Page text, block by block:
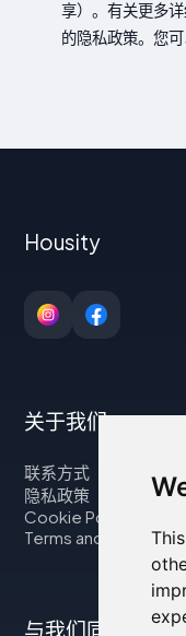
享）。有关更多
的隐私政策。您
Housity
关于我们
联系方式
隐私政策
Cookie Policy
Terms and
与我们同行